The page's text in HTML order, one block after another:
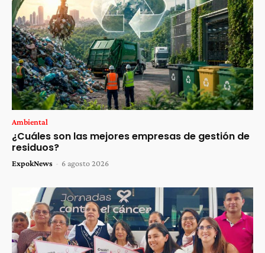
Ambiental
¿Cuáles son las mejores empresas de gestión de
residuos?
ExpokNews - 6 agosto 2026